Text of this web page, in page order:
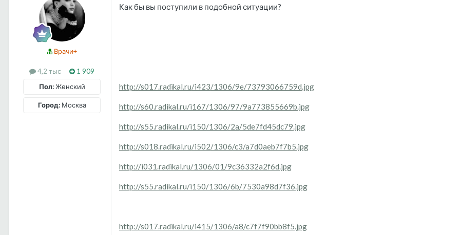
Врачи+
4,2 тыс
1 909
Пол:Женский
Город:Москва
Как бы вы поступили в подобной ситуации?
http://s017.radikal.ru/i423/1306/9e/73793066759d.jpg
http://s60.radikal.ru/i167/1306/97/9a773855669b.jpg
http://s55.radikal.ru/i150/1306/2a/5de7fd45dc79.jpg
http://s018.radikal.ru/i502/1306/c3/a7d0aeb7f7b5.jpg
http://i031.radikal.ru/1306/01/9c36332a2f6d.jpg
http://s55.radikal.ru/i150/1306/6b/7530a98d7f36.jpg
http://s017.radikal.ru/i415/1306/a8/c7f7f90bb8f5.jpg